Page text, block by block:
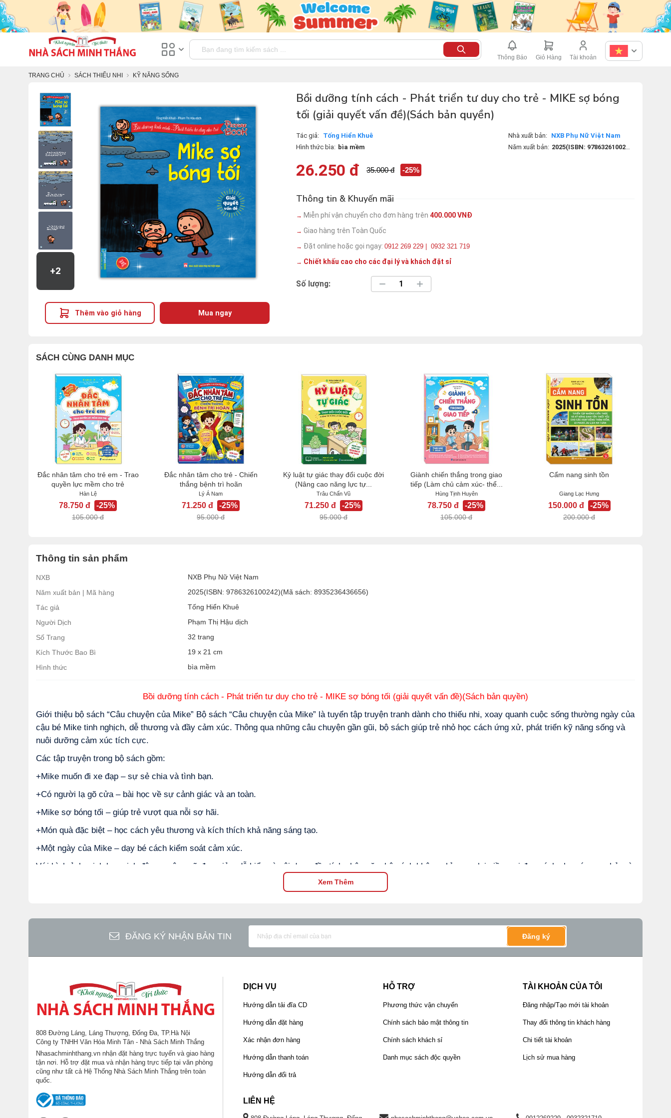
Thông Báo Giỏ Hàng Tài khoản
TRANG CHỦ SÁCH THIẾU NHI KỸ NĂNG SỐNG
+2
Thêm vào giỏ hàng Mua ngay
Bồi dưỡng tính cách - Phát triển tư duy cho trẻ - MIKE sợ bóng
tối (giải quyết vấn đề)(Sách bản quyền)
Tác giả: Tống Hiển Khuê Nhà xuất bản:
NXB Phụ Nữ Việt Nam
Hình thức bìa: bìa mềm Năm xuất bản: 2025(ISBN: 9786326100242)(Mã sách: 8935236436656)
26.250 đ 35.000 đ -25%
Thông tin & Khuyến mãi
→ Miễn phí vận chuyển cho đơn hàng trên 400.000 VNĐ
→ Giao hàng trên Toàn Quốc
→ Đặt online hoặc gọi ngay: 0912 269 229 | 0932 321 719
→ Chiết khấu cao cho các đại lý và khách đặt sỉ
Số lượng:
SÁCH CÙNG DANH MỤC
Đắc nhân tâm cho trẻ em - Trao
quyền lực mềm cho trẻ
Hàn Lệ
78.750 đ -25%
105.000 đ
Đắc nhân tâm cho trẻ - Chiến
thắng bệnh trì hoãn
Lý Á Nam
71.250 đ -25%
95.000 đ
Kỷ luật tự giác thay đổi cuộc đời
(Nâng cao năng lực tự...
Trâu Chấn Vũ
71.250 đ -25%
95.000 đ
Giành chiến thắng trong giao
tiếp (Làm chủ cảm xúc- thể...
Hùng Tịnh Huyên
78.750 đ -25%
105.000 đ
Cẩm nang sinh tồn
Giang Lạc Hưng
150.000 đ -25%
200.000 đ
Thông tin sản phẩm
NXB
NXB Phụ Nữ Việt Nam
Năm xuất bản | Mã hàng
2025(ISBN: 9786326100242)(Mã sách: 8935236436656)
Tác giả
Tống Hiển Khuê
Người Dịch
Phạm Thị Hậu dịch
Số Trang
32 trang
Kích Thước Bao Bì
19 x 21 cm
Hình thức
bìa mềm
Bồi dưỡng tính cách - Phát triển tư duy cho trẻ - MIKE sợ bóng tối (giải quyết vấn đề)(Sách bản quyền)
Giới thiệu bộ sách “Câu chuyện của Mike” Bộ sách “Câu chuyện của Mike” là tuyển tập truyện tranh dành cho thiếu nhi, xoay quanh cuộc sống thường ngày của
cậu bé Mike tinh nghịch, dễ thương và đầy cảm xúc. Thông qua những câu chuyện gần gũi, bộ sách giúp trẻ nhỏ học cách ứng xử, phát triển kỹ năng sống và
nuôi dưỡng cảm xúc tích cực.
Các tập truyện trong bộ sách gồm:
+Mike muốn đi xe đạp – sự sẻ chia và tình bạn.
+Có người lạ gõ cửa – bài học về sự cảnh giác và an toàn.
+Mike sợ bóng tối – giúp trẻ vượt qua nỗi sợ hãi.
+Món quà đặc biệt – học cách yêu thương và kích thích khả năng sáng tạo.
+Một ngày của Mike – dạy bé cách kiểm soát cảm xúc.
Với hình ảnh minh họa sinh động, ngôn ngữ đơn giản, dễ hiểu và nội dung đầy tính nhân văn, bộ sách không chỉ mang lại niềm vui đọc sách cho các em nhỏ mà
còn là công cụ tuyệt vời để phụ huynh đồng hành cùng con trong quá trình trưởng thành.
Xem Thêm
ĐĂNG KÝ NHẬN BẢN TIN Đăng ký
808 Đường Láng, Láng Thượng, Đống Đa, TP.Hà Nội
Công ty TNHH Văn Hóa Minh Tân - Nhà Sách Minh Thắng
Nhasachminhthang.vn nhận đặt hàng trực tuyến và giao hàng
tận nơi. Hỗ trợ đặt mua và nhận hàng trực tiếp tại văn phòng
cũng như tất cả Hệ Thống Nhà Sách Minh Thắng trên toàn
quốc.
DỊCH VỤ
Hướng dẫn tải đĩa CD
Hướng dẫn đặt hàng
Xác nhận đơn hàng
Hướng dẫn thanh toán
Hướng dẫn đổi trả
HỖ TRỢ
Phương thức vận chuyển
Chính sách bảo mật thông tin
Chính sách khách sỉ
Danh mục sách độc quyền
TÀI KHOẢN CỦA TÔI
Đăng nhập/Tạo mới tài khoản
Thay đổi thông tin khách hàng
Chi tiết tài khoản
Lịch sử mua hàng
LIÊN HỆ